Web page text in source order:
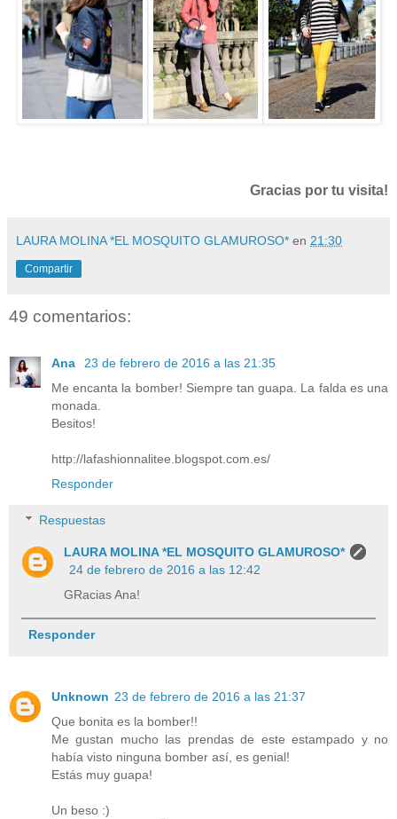
Gracias por tu visita!
LAURA MOLINA *EL MOSQUITO GLAMUROSO* en 21:30
Compartir
49 comentarios:
Ana
23 de febrero de 2016 a las 21:35
Me encanta la bomber! Siempre tan guapa. La falda es una
monada.
Besitos!
http://lafashionnalitee.blogspot.com.es/
Responder
Respuestas
LAURA MOLINA *EL MOSQUITO GLAMUROSO*
24 de febrero de 2016 a las 12:42
GRacias Ana!
Responder
Unknown 23 de febrero de 2016 a las 21:37
Que bonita es la bomber!!
Me gustan mucho las prendas de este estampado y no
había visto ninguna bomber así, es genial!
Estás muy guapa!
Un beso :)